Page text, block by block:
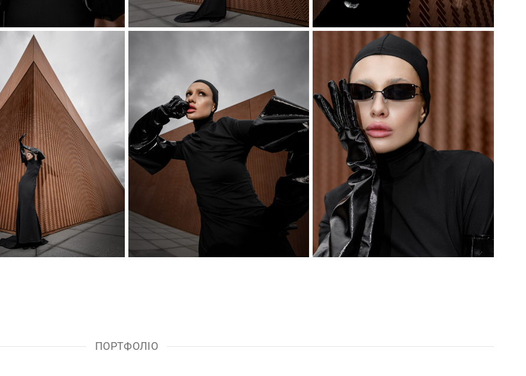
ПОРТФОЛІО